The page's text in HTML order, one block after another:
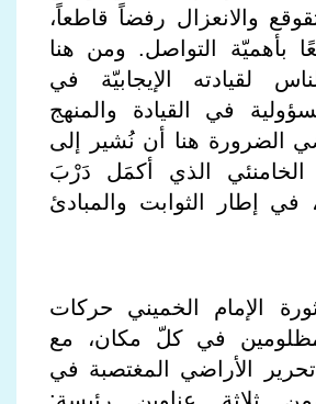
والانعزال رفضاً قاطعاً،
بأهميّة التواصل. ومن هنا
لقيادته الإيجابيّة في
في القيادة والمنهج
الضرورة هنا أن نُشير إلى
الخامنئي الذي أكمَل دَرْبَ
في إطار الثوابت والمبادئ
الإمام الخميني حركات
في كلّ مكان، مع
الأراضي المغتصبة في